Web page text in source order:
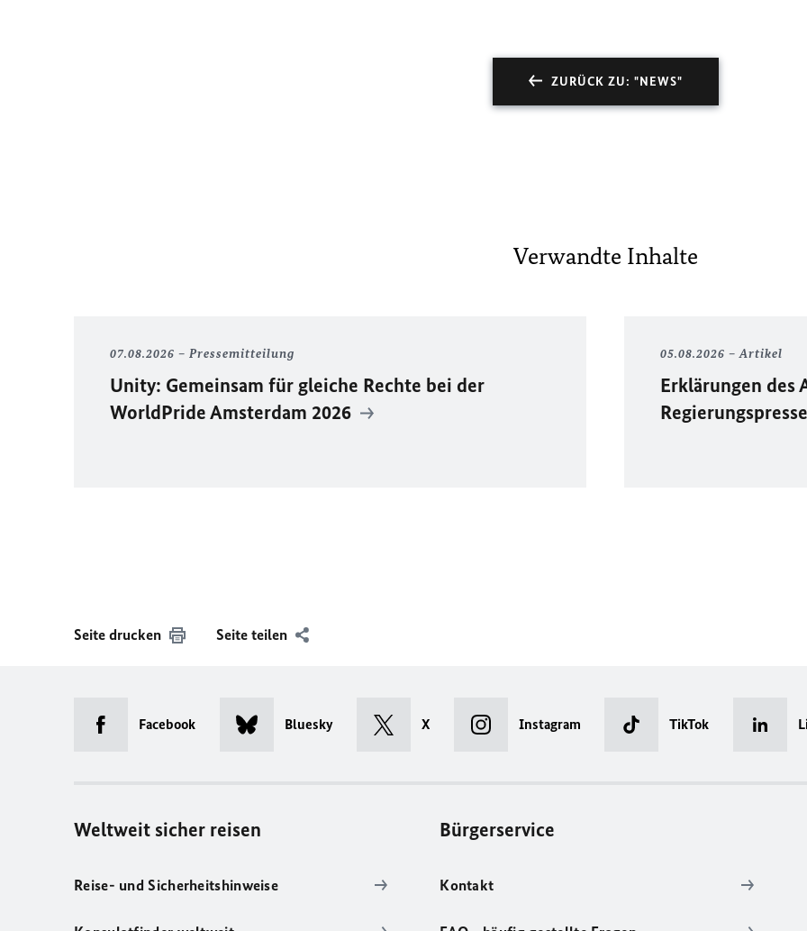
ZURÜCK ZU: "NEWS"
Verwandte Inhalte
07.08.2026 Pressemitteilung
Unity: Gemeinsam für gleiche Rechte bei der
WorldPrideAmsterdam 2026
05.08.2026 Artikel
Erklärungen des
Seite drucken Seite teilen
Facebook Bluesky X Instagram TikTok
Weltweit sicher reisen
Reise- und Sicherheitshinweise
Bürgerservice
Kontakt